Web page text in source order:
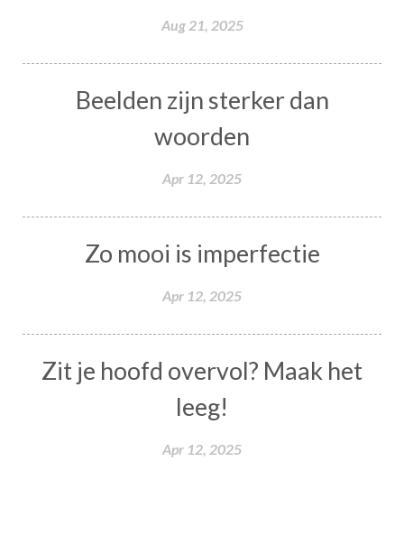
Aug 21, 2025
Beelden zijn sterker dan
woorden
Apr 12, 2025
Zo mooi is imperfectie
Apr 12, 2025
Zit je hoofd overvol? Maak het
leeg!
Apr 12, 2025